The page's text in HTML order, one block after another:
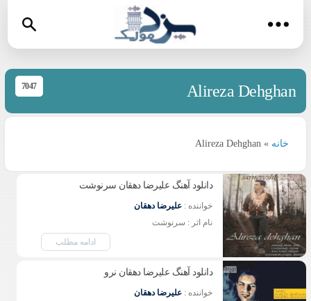
Alireza Dehghan
7047
خانه »
Alireza Dehghan
دانلود آهنگ علیرضا دهقان سرنوشت
خواننده : علیرضا دهقان
نام اثر : سرنوشت
ادامه مطلب
دانلود آهنگ علیرضا دهقان نرو
خواننده : علیرضا دهقان